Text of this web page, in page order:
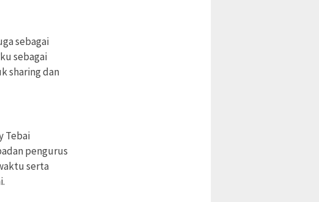
sebagai
sebagai
sharing dan
Tebai
pengurus
serta